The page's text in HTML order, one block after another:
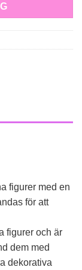
figurer med en
för att
figurer och är
dem med
dekorativa